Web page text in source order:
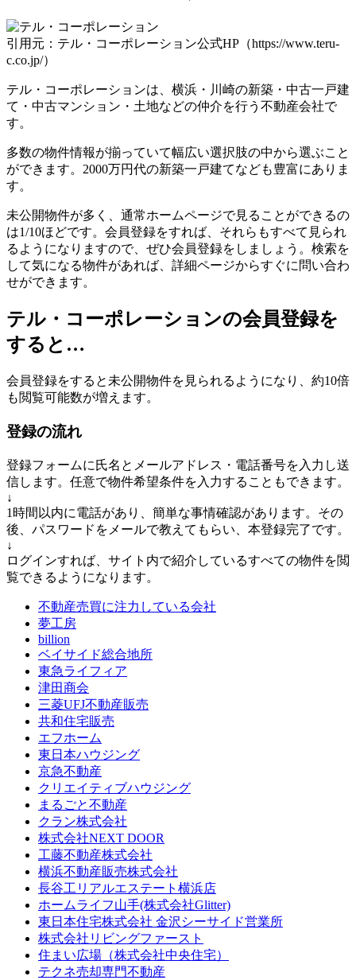
引用元：テル・コーポレーション公式HP（https://www.teru-
c.co.jp/）
テル・コーポレーションは、横浜・川崎の新築・中古一戸建
て・中古マンション・土地などの仲介を行う不動産会社で
す。
多数の物件情報が揃っていて幅広い選択肢の中から選ぶこと
ができます。2000万円代の新築一戸建てなども豊富にありま
す。
未公開物件が多く、通常ホームページで見ることができるの
は1/10ほどです。会員登録をすれば、それらもすべて見られ
るようになりますので、ぜひ会員登録をしましょう。検索を
して気になる物件があれば、詳細ページからすぐに問い合わ
せができます。
テル・コーポレーションの会員登録を
すると…
会員登録をすると未公開物件を見られるようになり、約10倍
も閲覧可能数が増えます。
登録の流れ
登録フォームに氏名とメールアドレス・電話番号を入力し送
信します。任意で物件希望条件を入力することもできます。
↓
1時間以内に電話があり、簡単な事情確認があります。その
後、パスワードをメールで教えてもらい、本登録完了です。
↓
ログインすれば、サイト内で紹介しているすべての物件を閲
覧できるようになります。
不動産売買に注力している会社
夢工房
billion
ベイサイド総合地所
東急ライフィア
津田商会
三菱UFJ不動産販売
共和住宅販売
エフホーム
東日本ハウジング
京急不動産
クリエイティブハウジング
まるごと不動産
クラン株式会社
株式会社NEXT DOOR
工藤不動産株式会社
横浜不動産販売株式会社
長谷工リアルエステート横浜店
ホームライフ山手(株式会社Glitter)
東日本住宅株式会社 金沢シーサイド営業所
株式会社リビングファースト
住まい広場（株式会社中央住宅）
テクネ売却専門不動産